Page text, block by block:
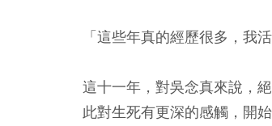
「這些年真的經歷很多，我
這十一年，對吳念真來說，
此對生死有更深的感觸，開